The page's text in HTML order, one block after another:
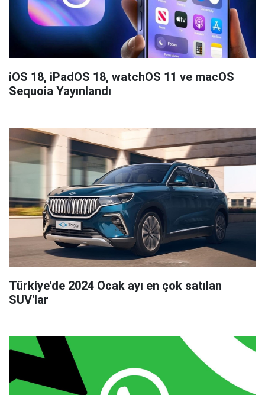
iOS 18, iPadOS 18, watchOS 11 ve macOS
Sequoia Yayınlandı
Türkiye'de 2024 Ocak ayı en çok satılan
SUV'lar